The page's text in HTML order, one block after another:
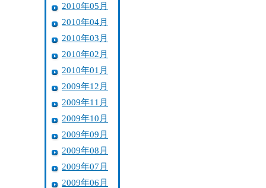
2010年05月
2010年04月
2010年03月
2010年02月
2010年01月
2009年12月
2009年11月
2009年10月
2009年09月
2009年08月
2009年07月
2009年06月